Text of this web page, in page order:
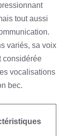
tout aussi
variés, sa voix
considérée
vocalisations
bec.